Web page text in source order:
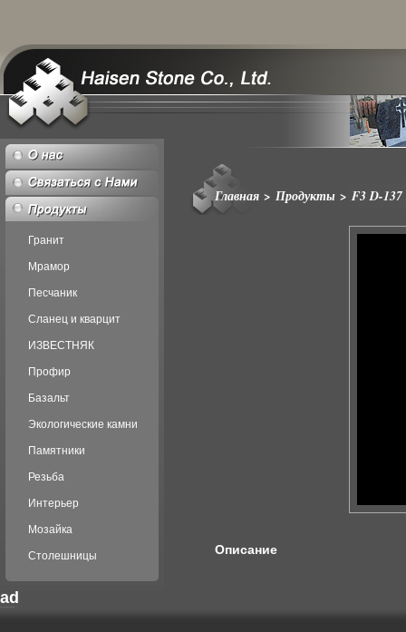
Гранит
Мрамор
Песчаник
Сланец и кварцит
ИЗВЕСТНЯК
Профир
Базальт
Экологические камни
Памятники
Резьба
Интерьер
Мозайка
Столешницы
ad
Главная > Продукты > F3 D-137
Описание